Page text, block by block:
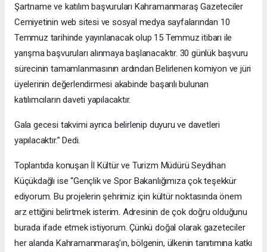
Şartname ve katılım başvuruları Kahramanmaraş Gazeteciler
Cemiyetinin web sitesi ve sosyal medya sayfalarından 10
Temmuz tarihinde yayınlanacak olup 15 Temmuz itibarı ile
yarışma başvuruları alınmaya başlanacaktır. 30 günlük başvuru
sürecinin tamamlanmasının ardından Belirlenen komiyon ve jüri
üyelerinin değerlendirmesi akabinde başarılı bulunan
katılımcıların daveti yapılacaktır.
Gala gecesi takvimi ayrıca belirlenip duyuru ve davetleri
yapılacaktır.” Dedi.
Toplantıda konuşan İl Kültür ve Turizm Müdürü Seydihan
Küçükdağlı ise “Gençlik ve Spor Bakanlığımıza çok teşekkür
ediyorum. Bu projelerin şehrimiz için kültür noktasında önem
arz ettiğini belirtmek isterim. Adresinin de çok doğru olduğunu
burada ifade etmek istiyorum. Çünkü doğal olarak gazeteciler
her alanda Kahramanmaraş’ın, bölgenin, ülkenin tanıtımına katkı